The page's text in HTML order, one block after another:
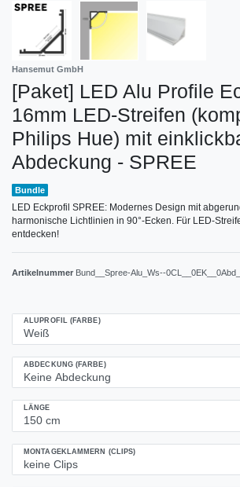
Hansemut GmbH
[Paket] LED Alu Profile
16mm LED-Streifen
Philips Hue) mit
Abdeckung - SPREE
Bundle
LED Eckprofil SPREE: Modernes Design mit
harmonische Lichtlinien in 90°-Ecken. Für LED-
entdecken!
Artikelnummer Bund__Spree-Alu_Ws--
ALUPROFIL (FARBE)
ABDECKUNG (FARBE)
LÄNGE
MONTAGEKLAMMERN (CLIPS)